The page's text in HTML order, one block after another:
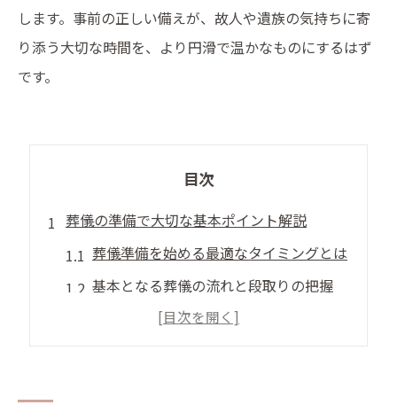
します。事前の正しい備えが、故人や遺族の気持ちに寄
り添う大切な時間を、より円滑で温かなものにするはず
です。
目次
葬儀の準備で大切な基本ポイント解説
葬儀準備を始める最適なタイミングとは
基本となる葬儀の流れと段取りの把握
葬儀の準備で押さえるべき重要事項